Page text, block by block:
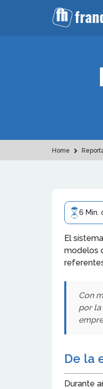
Home
6 Min.
El
modelos
Con
por la
De la
Durante